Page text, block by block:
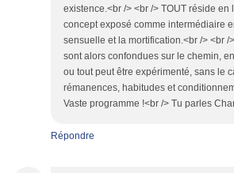
existence.<br /> <br /> TOUT réside en
concept exposé comme intermédiaire
sensuelle et la mortification.<br /> <br /
sont alors confondues sur le chemin,
ou tout peut être expérimenté, sans le
rémanences, habitudes et
Vaste programme !<br /> Tu parles
Répondre